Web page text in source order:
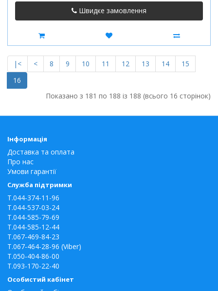
Швидке замовлення
|< < 8 9 10 11 12 13 14
15
16
Показано з 181 по 188 із 188 (всього 16 сторінок)
Інформація
Доставка та оплата
Про нас
Умови гарантії
Служба підтримки
T.044-374-11-96
T.044-537-03-24
T.044-585-79-69
T.044-585-12-44
T.067-469-84-23
T.067-464-28-96 (Viber)
T.050-404-86-00
T.093-170-22-40
Особистий кабінет